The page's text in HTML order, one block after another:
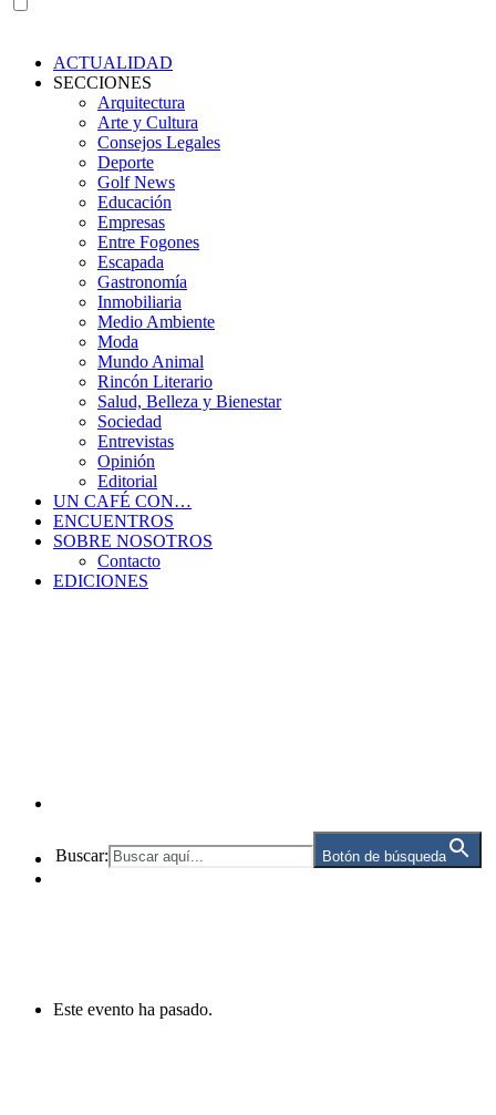
ACTUALIDAD
SECCIONES
Arquitectura
Arte y Cultura
Consejos Legales
Deporte
Golf News
Educación
Empresas
Entre Fogones
Escapada
Gastronomía
Inmobiliaria
Medio Ambiente
Moda
Mundo Animal
Rincón Literario
Salud, Belleza y Bienestar
Sociedad
Entrevistas
Opinión
Editorial
UN CAFÉ CON…
ENCUENTROS
SOBRE NOSOTROS
Contacto
EDICIONES
Buscar: Botón de búsqueda
Este evento ha pasado.